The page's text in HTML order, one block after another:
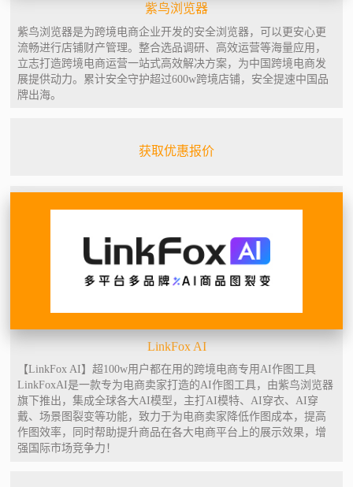
紫鸟浏览器
紫鸟浏览器是为跨境电商企业开发的安全浏览器，可以更安心更
流畅进行店铺财产管理。整合选品调研、高效运营等海量应用，
立志打造跨境电商运营一站式高效解决方案，为中国跨境电商发
展提供动力。累计安全守护超过600w跨境店铺，安全提速中国品
牌出海。
获取优惠报价
LinkFox AI
【LinkFox AI】超100w用户都在用的跨境电商专用AI作图工具
LinkFoxAI是一款专为电商卖家打造的AI作图工具，由紫鸟浏览器
旗下推出，集成全球各大AI模型，主打AI模特、AI穿衣、AI穿
戴、场景图裂变等功能，致力于为电商卖家降低作图成本，提高
作图效率，同时帮助提升商品在各大电商平台上的展示效果，增
强国际市场竞争力！